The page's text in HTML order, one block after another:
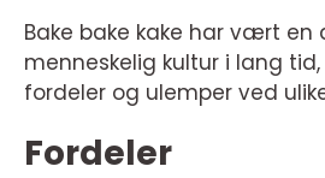
Bake bake kake har vært en
menneskelig kultur i lang
fordeler og ulemper ved
Fordeler